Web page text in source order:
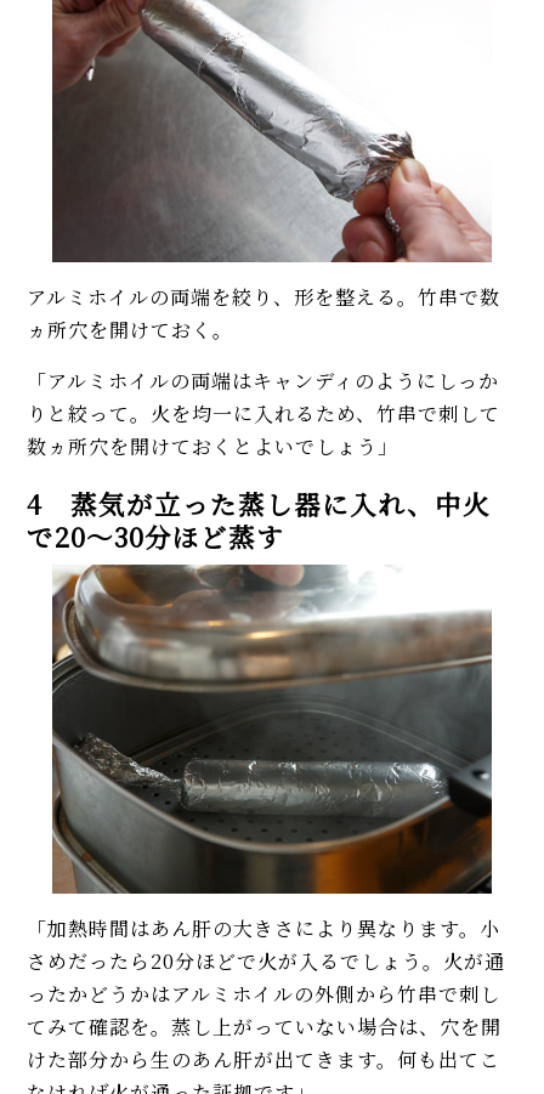
アルミホイルの両端を絞り、形を整える。竹串で数
ヵ所穴を開けておく。
「アルミホイルの両端はキャンディのようにしっか
りと絞って。火を均一に入れるため、竹串で刺して
数ヵ所穴を開けておくとよいでしょう」
4 蒸気が立った蒸し器に入れ、中火
で20〜30分ほど蒸す
「加熱時間はあん肝の大きさにより異なります。小
さめだったら20分ほどで火が入るでしょう。火が通
ったかどうかはアルミホイルの外側から竹串で刺し
てみて確認を。蒸し上がっていない場合は、穴を開
けた部分から生のあん肝が出てきます。何も出てこ